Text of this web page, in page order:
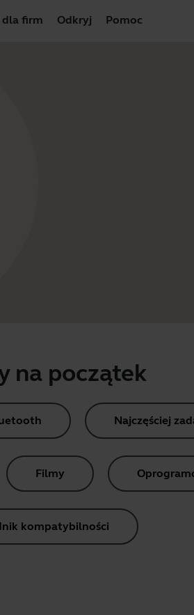
dla firm Odkryj Pomoc
na początek
Najczęściej
Filmy
kompatybilności